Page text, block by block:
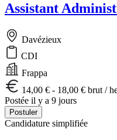
Assistant
Davézieux
CDI
Frappa
14,00 € - 18,00 € brut /
Postée il y a 9 jours
Postuler
Candidature simplifiée